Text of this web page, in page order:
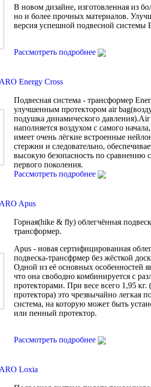
В новом дизайне, изготовленная из
но и более прочных материалов.
версия успешной подвесной системы
Рассмотреть подробнее
Energy Cross
Подвесная система - трансформер
улучшенным протектором air
подушка динамического давления).Air
наполняется воздухом с самого
имеет очень лёгкие встроенные
стержни и следовательно,
высокую безопасность по сравнению
первого поколения.
Рассмотреть подробнее
Apus
Горная(hike & fly) облегчённая
трансформер.
Apus - новая сертифицированная
подвеска-трансфрмер без жёсткой
Одной из её основных особенностей
что она свободно комбинируется с
протекторами. При весе всего 1,95 кг.
протектора) это чрезвычайно легкая
система, на которую может быть
или пенный протектор.
Рассмотреть подробнее
Loxia